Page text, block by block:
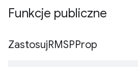
Funkcje publiczne
ZastosujRMSPProp